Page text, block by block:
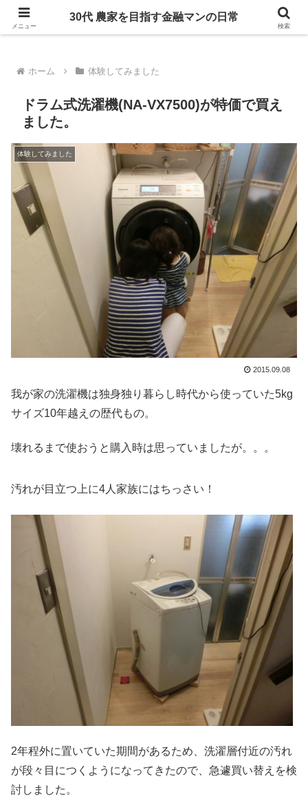
ヴァナゴンT4に乗り、たまにDIYをしています
ホーム 体験してみました
ドラム式洗濯機(NA-VX7500)が特価で買え
ました。
体験してみました
2015.09.08
我が家の洗濯機は独身独り暮らし時代から使っていた5kg
サイズ10年越えの歴代もの。
壊れるまで使おうと購入時は思っていましたが。。。
汚れが目立つ上に4人家族にはちっさい！
2年程外に置いていた期間があるため、洗濯層付近の汚れ
が段々目につくようになってきたので、急遽買い替えを検
討しました。
メニュー
30代 農家を目指す金融マンの日常
検索